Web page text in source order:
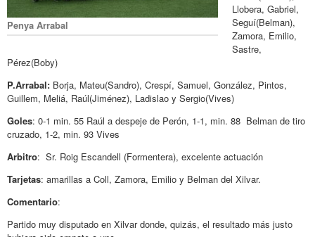
Penya Arrabal
Llobera, Gabriel,
Seguí(Belman),
Zamora, Emilio,
Sastre,
Pérez(Boby)
P.Arrabal: Borja, Mateu(Sandro), Crespí, Samuel, González, Pintos,
Guillem, Meliá, Raúl(Jiménez), Ladislao y Sergio(Vives)
Goles: 0-1 min. 55 Raúl a despeje de Perón, 1-1, min. 88 Belman de tiro
cruzado, 1-2, min. 93 Vives
Arbitro: Sr. Roig Escandell (Formentera), excelente actuación
Tarjetas: amarillas a Coll, Zamora, Emilio y Belman del Xilvar.
Comentario:
Partido muy disputado en Xilvar donde, quizás, el resultado más justo